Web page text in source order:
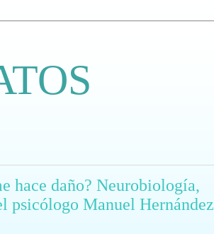
hace daño? Neurobiología,
psicólogo Manuel Hernández